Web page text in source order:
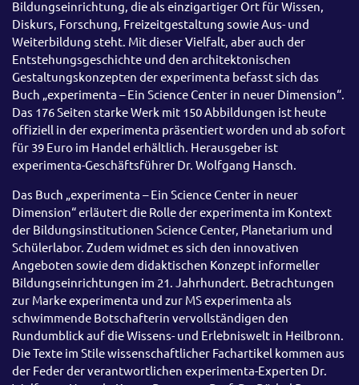
Bildungseinrichtung, die als einzigartiger Ort für Wissen,
Diskurs, Forschung, Freizeitgestaltung sowie Aus- und
Weiterbildung steht. Mit dieser Vielfalt, aber auch der
Entstehungsgeschichte und den architektonischen
Gestaltungskonzepten der experimenta befasst sich das
Buch „experimenta – Ein Science Center in neuer Dimension“.
Das 176 Seiten starke Werk mit 150 Abbildungen ist heute
offiziell in der experimenta präsentiert worden und ab sofort
für 39 Euro im Handel erhältlich. Herausgeber ist
experimenta-Geschäftsführer Dr. Wolfgang Hansch.
Das Buch „experimenta – Ein Science Center in neuer
Dimension“ erläutert die Rolle der experimenta im Kontext
der Bildungsinstitutionen Science Center, Planetarium und
Schülerlabor. Zudem widmet es sich den innovativen
Angeboten sowie dem didaktischen Konzept informeller
Bildungseinrichtungen im 21. Jahrhundert. Betrachtungen
zur Marke experimenta und zur MS experimenta als
schwimmende Botschafterin vervollständigen den
Rundumblick auf die Wissens- und Erlebniswelt in Heilbronn.
Die Texte im Stile wissenschaftlicher Fachartikel kommen aus
der Feder der verantwortlichen experimenta-Experten Dr.